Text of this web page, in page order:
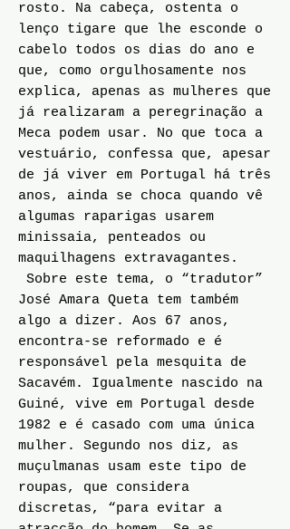
rosto. Na cabeça, ostenta o
lenço tigare que lhe esconde o
cabelo todos os dias do ano e
que, como orgulhosamente nos
explica, apenas as mulheres que
já realizaram a peregrinação a
Meca podem usar. No que toca a
vestuário, confessa que, apesar
de já viver em Portugal há três
anos, ainda se choca quando vê
algumas raparigas usarem
minissaia, penteados ou
maquilhagens extravagantes.
Sobre este tema, o “tradutor”
José Amara Queta tem também
algo a dizer. Aos 67 anos,
encontra-se reformado e é
responsável pela mesquita de
Sacavém. Igualmente nascido na
Guiné, vive em Portugal desde
1982 e é casado com uma única
mulher. Segundo nos diz, as
muçulmanas usam este tipo de
roupas, que considera
discretas, “para evitar a